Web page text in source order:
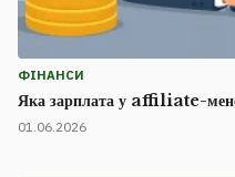
ФІНАНСИ
Яка зарплата у affiliate-
01.06.2026